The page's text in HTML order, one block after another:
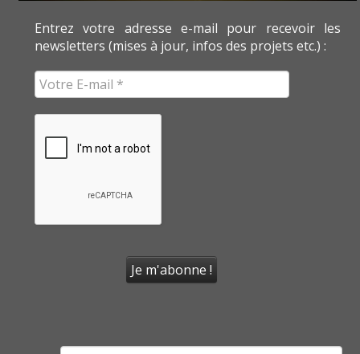
Entrez votre adresse e-mail pour recevoir les
newsletters (mises à jour, infos des projets etc.) :